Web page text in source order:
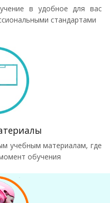
в удобное для вас
стандартами
учебным материалам, где
обучения